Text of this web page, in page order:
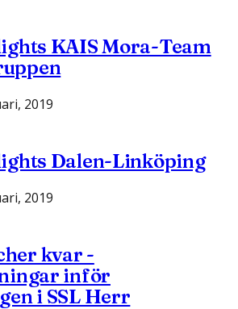
KAIS Mora-Team
2019
Dalen-Linköping
2019
kvar -
inför
i SSL Herr